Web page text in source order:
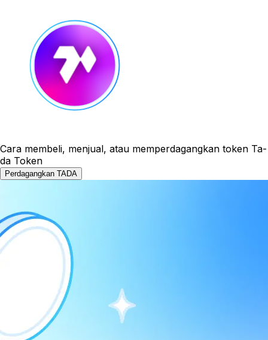
Cara membeli, menjual, atau memperdagangkan token Ta-
da Token
Perdagangkan TADA